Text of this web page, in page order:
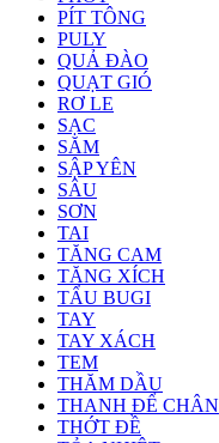
PÍT TÔNG
PULY
QUẢ ĐÀO
QUẠT GIÓ
RƠ LE
SẠC
SĂM
SẬP YÊN
SÂU
SƠN
TAI
TĂNG CAM
TĂNG XÍCH
TẨU BUGI
TAY
TAY XÁCH
TEM
THĂM DẦU
THANH ĐỂ CHÂN
THỚT ĐỀ